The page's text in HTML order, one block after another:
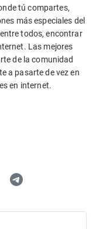
tú compartes,
más especiales del
todos, encontrar
Las mejores
de la comunidad
a pasarte de vez en
en internet.